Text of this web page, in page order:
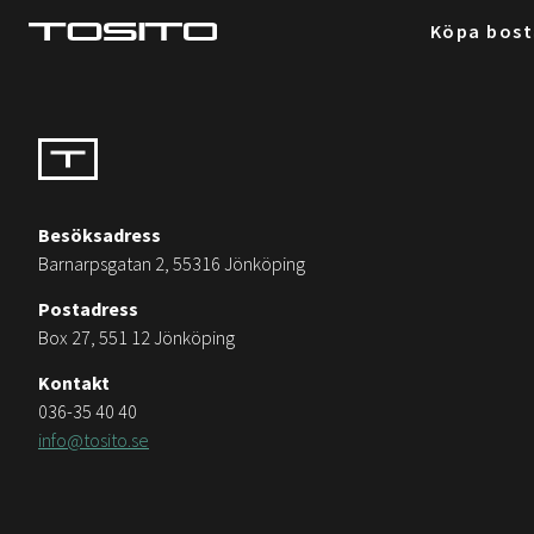
Köpa
Besöksadress
Barnarpsgatan 2, 55316 Jönköping
Postadress
Box 27, 551 12 Jönköping
Kontakt
036-35 40 40
info@tosito.se